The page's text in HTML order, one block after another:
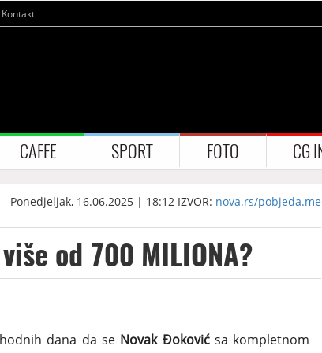
Kontakt
CAFFE SPORT FOTO CG
Ponedjeljak, 16.06.2025 | 18:12 IZVOR: nova.rs/pobjeda.me
od 700 MILIONA?
dana da se Novak Đokovićsa kompletnom